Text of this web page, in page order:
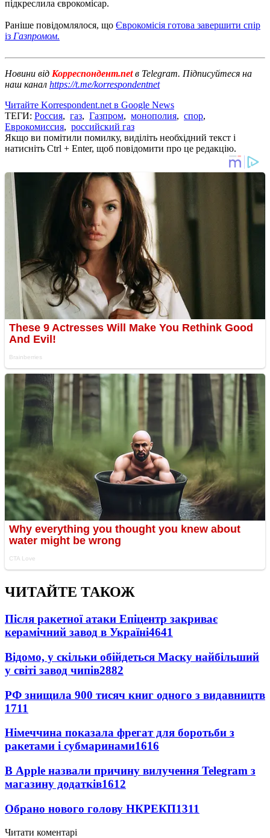
підкреслила єврокомісар.
Раніше повідомлялося, що Єврокомісія готова завершити спір
із Газпромом.
Новини від Корреспондент.netв Telegram. Підписуйтеся на
наш канал https://t.me/korrespondentnet
Читайте Korrespondent.net в Google News
ТЕГИ: Россия, газ, Газпром, монополия, спор,
Еврокомиссия, российский газ
Якщо ви помітили помилку, виділіть необхідний текст і
натисніть Ctrl + Enter, щоб повідомити про це редакцію.
ЧИТАЙТЕ ТАКОЖ
Після ракетної атаки Епіцентр закриває
керамічний завод в Україні4641
Відомо, у скільки обійдеться Маску найбільший
у світі завод чипів2882
РФ знищила 900 тисяч книг одного з видавництв
1711
Німеччина показала фрегат для боротьби з
ракетами і субмаринами1616
В Apple назвали причину вилучення Telegram з
магазину додатків1612
Обрано нового голову НКРЕКП1311
Читати коментарі